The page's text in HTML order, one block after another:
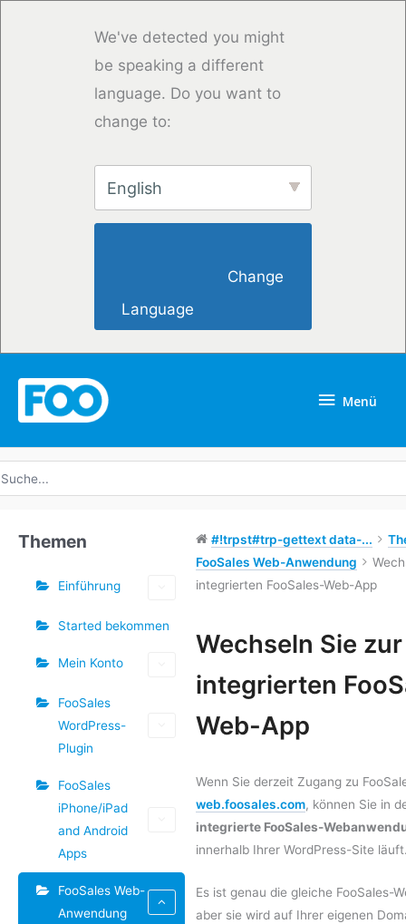
We've detected you might
be speaking a different
language. Do you want to
change to:
English
Language
Menü
Themen
Einführung
Started bekommen
Mein Konto
FooSales
WordPress-
Plugin
FooSales
iPhone/iPad
and Android
Apps
FooSales Web-
Anwendung
#!trpst#trp-gettext data-...
FooSales Web-Anwendung
integrierten FooSales-Web-App
Wechseln Sie zur
integrierten
Web-App
Wenn Sie derzeit Zugang zu
web.foosales.com, können Sie in
integrierte FooSales-
innerhalb Ihrer WordPress-Site
Es ist genau die gleiche FooSales-
aber sie wird auf Ihrer eigenen
Schlagwörter
Navigation